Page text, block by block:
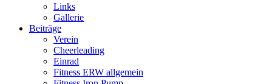
Links
Gallerie
Beiträge
Verein
Cheerleading
Einrad
Fitness ERW allgemein